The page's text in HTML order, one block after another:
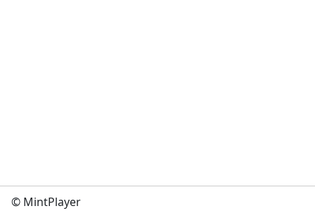
© MintPlayer